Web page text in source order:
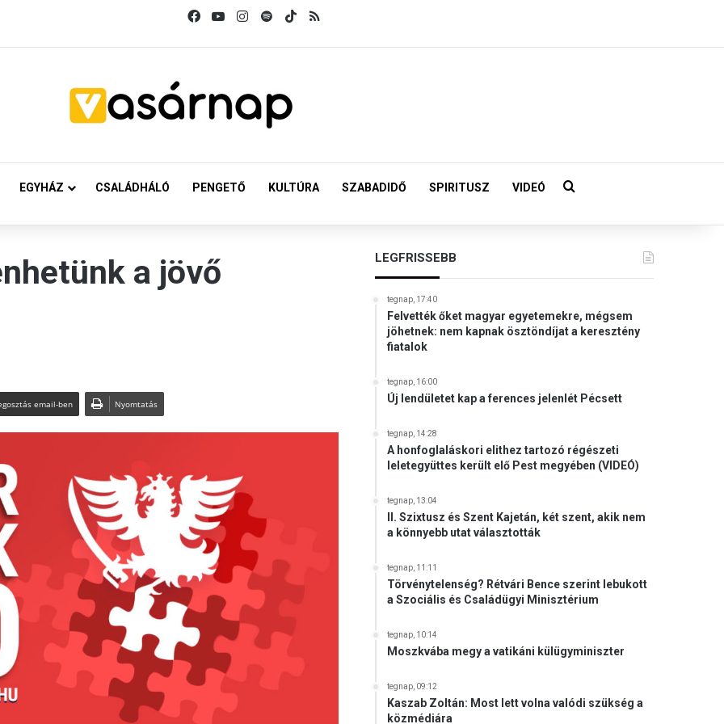
FacebookYouTubeInstagram
SpotifyTikTok
EGYHÁZ CSALÁDHÁLÓ PENGETŐ KULTÚRA SZABADIDŐ SPIRITUSZ VIDEÓ Keresés:
a jövő
email-ben Nyomtatás
LEGFRISSEBB
tegnap, 17:40
Felvették őket magyar egyetemekre, mégsem
jöhetnek: nem kapnak ösztöndíjat a keresztény
fiatalok
tegnap, 16:00
Új lendületet kap a ferences jelenlét Pécsett
tegnap, 14:28
A honfoglaláskori elithez tartozó régészeti
leletegyüttes került elő Pest megyében (VIDEÓ)
tegnap, 13:04
II. Szixtusz és Szent Kajetán, két szent, akik nem
a könnyebb utat választották
tegnap, 11:11
Törvénytelenség? Rétvári Bence szerint lebukott
a Szociális és Családügyi Minisztérium
tegnap, 10:14
Moszkvába megy a vatikáni külügyminiszter
tegnap, 09:12
Kaszab Zoltán: Most lett volna valódi szükség a
közmédiára